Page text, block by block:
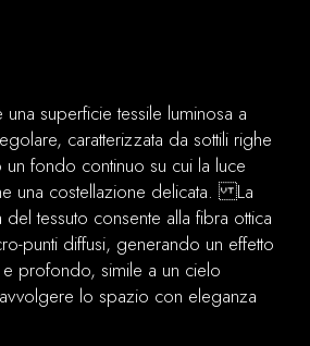
una superficie tessile luminosa a
caratterizzata da sottili righe
un fondo continuo su cui la luce
una costellazione delicata. La
tessuto consente alla fibra ottica
punti diffusi, generando un effetto
profondo, simile a un cielo
lo spazio con eleganza